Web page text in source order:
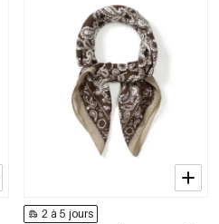
2 à 5 jours